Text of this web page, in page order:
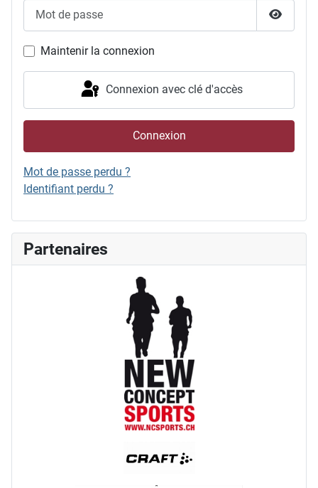
Afficher
Maintenir la connexion
Connexion avec clé d'accès
Connexion
Mot de passe perdu ?
Identifiant perdu ?
Partenaires